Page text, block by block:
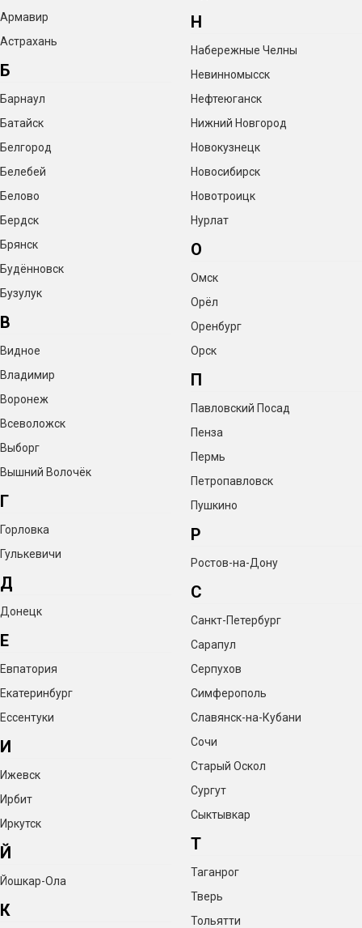
Армавир
Астрахань
Б
Барнаул
Батайск
Белгород
Белебей
Белово
Бердск
Брянск
Будённовск
Бузулук
В
Видное
Владимир
Воронеж
Всеволожск
Выборг
Вышний Волочёк
Г
Горловка
Гулькевичи
Д
Донецк
Е
Евпатория
Екатеринбург
Ессентуки
И
Ижевск
Ирбит
Иркутск
Й
Йошкар-Ола
К
Н
Набережные Челны
Невинномысск
Нефтеюганск
Нижний Новгород
Новокузнецк
Новосибирск
Новотроицк
Нурлат
О
Омск
Орёл
Оренбург
Орск
П
Павловский Посад
Пенза
Пермь
Петропавловск
Пушкино
Р
Ростов-на-Дону
С
Санкт-Петербург
Сарапул
Серпухов
Симферополь
Славянск-на-Кубани
Сочи
Старый Оскол
Сургут
Сыктывкар
Т
Таганрог
Тверь
Тольятти